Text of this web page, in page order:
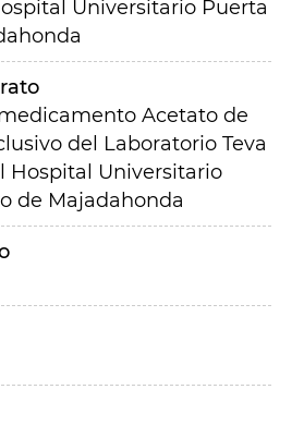
Universitario Puerta
Acetato de
del Laboratorio Teva
Hospital Universitario
de Majadahonda